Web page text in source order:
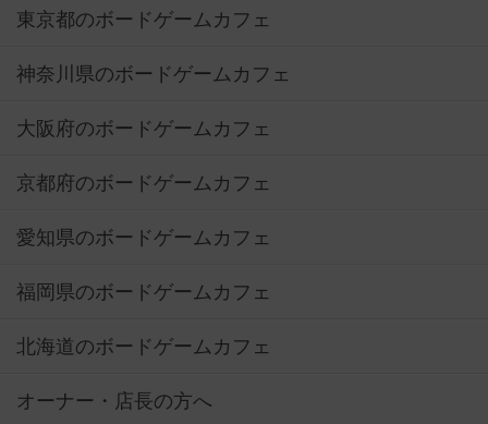
東京都のボードゲームカフェ
神奈川県のボードゲームカフェ
大阪府のボードゲームカフェ
京都府のボードゲームカフェ
愛知県のボードゲームカフェ
福岡県のボードゲームカフェ
北海道のボードゲームカフェ
オーナー・店長の方へ